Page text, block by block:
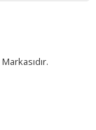
Markasıdır.